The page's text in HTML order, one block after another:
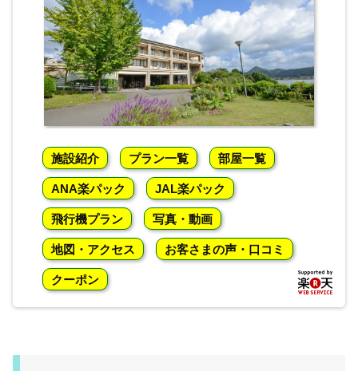
施設紹介 プラン一覧 部屋一覧
ANA楽パック JAL楽パック
飛行機プラン 写真・動画
地図・アクセス お客さまの声・口コミ
クーポン